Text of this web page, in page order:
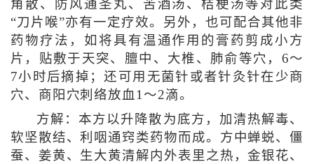
角散、防风通圣丸、苦酒汤、桔梗汤等对此类
“刀片喉”亦有一定疗效。另外，也可配合其他非
药物疗法，如将具有温通作用的膏药剪成小方
片，贴敷于天突、膻中、大椎、肺俞等穴，6～
7小时后摘掉；还可用无菌针或者针灸针在少商
穴、商阳穴刺络放血1～2滴。
方解：本方以升降散为底方，加清热解毒、
软坚散结、利咽通窍类药物而成。方中蝉蜕、僵
蚕、姜黄、生大黄清解内外表里之热，金银花、